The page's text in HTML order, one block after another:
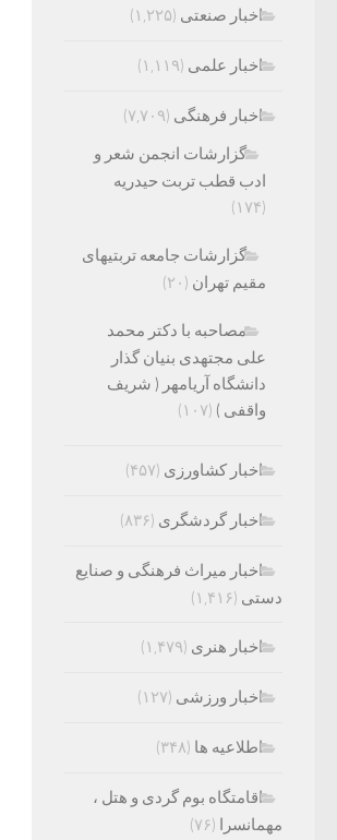
اخبار صنعتی (۱,۲۲۵)
اخبار علمی (۱,۱۱۹)
اخبار فرهنگی (۷,۷۰۹)
گزارشات انجمن شعر و
ادب قطب تربت حیدریه
(۱۷۴)
گزارشات جامعه تربتیهای
مقیم تهران (۲۰)
مصاحبه با دکتر محمد
علی مجتهدی بنیان گذار
دانشگاه آریامهر ( شریف
واقفی ) (۱۰۷)
اخبار کشاورزی (۴۵۷)
اخبار گردشگری (۸۳۶)
اخبار میراث فرهنگی و صنایع
دستی (۱,۴۱۶)
اخبار هنری (۱,۴۷۹)
اخبار ورزشی (۱۲۷)
اطلاعیه ها (۳۴۸)
اقامتگاه بوم گردی و هتل ،
مهمانسرا (۷۶)